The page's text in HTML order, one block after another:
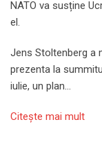
NATO va susține
el.
Jens Stoltenberg a
prezenta la
iulie, un plan…
Citeşte mai mult